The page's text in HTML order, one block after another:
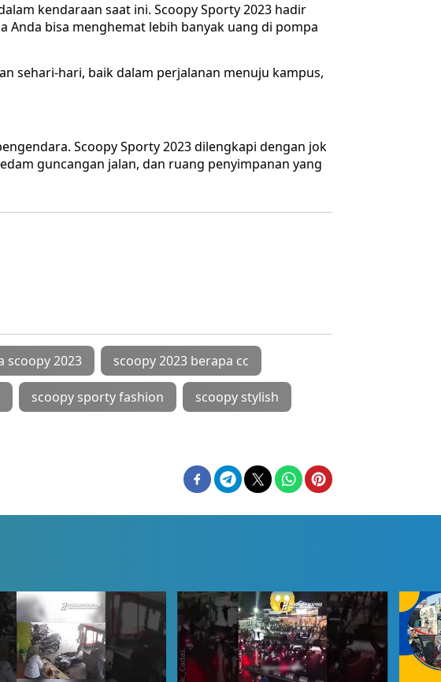
kendaraan saat ini. Scoopy Sporty 2023 hadir
Anda bisa menghemat lebih banyak uang di pompa
sehari-hari, baik dalam perjalanan menuju kampus,
Scoopy Sporty 2023 dilengkapi dengan jok
guncangan jalan, dan ruang penyimpanan yang
scoopy 2023 scoopy 2023 berapa cc
scoopy sporty fashion scoopy stylish